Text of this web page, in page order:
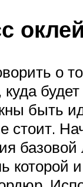
о
быть
стоит.
которой